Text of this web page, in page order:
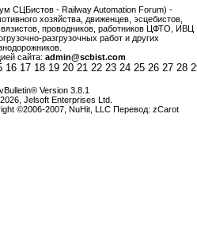
СЦБистов - Railway Automation Forum) -
хозяйства, движенцев, эсцебистов,
проводников, работников ЦФТО, ИВЦ
разгрузочных работ и других
сайта: admin@scbist.com
16 17 18 19 20 21 22 23 24 25 26 27 28
Version 3.8.1
Jelsoft Enterprises Ltd.
©2006-2007, NuHit, LLC Перевод: zCarot